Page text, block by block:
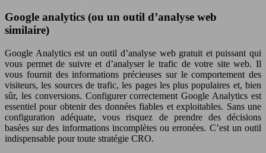
Google analytics (ou un outil d’analyse web
similaire)
Google Analytics est un outil d’analyse web gratuit et puissant qui
vous permet de suivre et d’analyser le trafic de votre site web. Il
vous fournit des informations précieuses sur le comportement des
visiteurs, les sources de trafic, les pages les plus populaires et, bien
sûr, les conversions. Configurer correctement Google Analytics est
essentiel pour obtenir des données fiables et exploitables. Sans une
configuration adéquate, vous risquez de prendre des décisions
basées sur des informations incomplètes ou erronées. C’est un outil
indispensable pour toute stratégie CRO.